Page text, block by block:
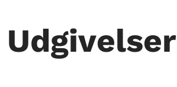
Udgivelser